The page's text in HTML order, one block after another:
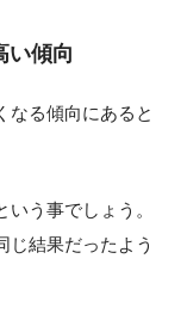
い傾向
なる傾向にあると
う事でしょう。
じ結果だったよう